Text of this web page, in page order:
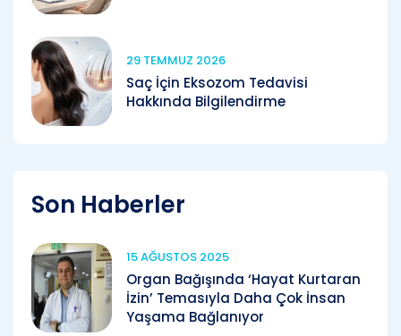
29 TEMMUZ 2026
Saç İçin Eksozom Tedavisi
Hakkında Bilgilendirme
Son Haberler
15 AĞUSTOS 2025
Organ Bağışında ‘Hayat Kurtaran
İzin’ Temasıyla Daha Çok İnsan
Yaşama Bağlanıyor